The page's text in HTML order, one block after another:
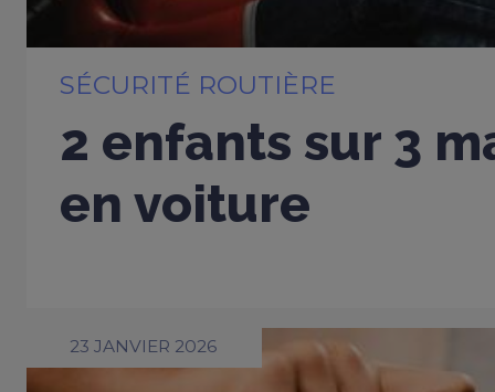
SÉCURITÉ ROUTIÈRE
2 enfants sur 3
en voiture
23 JANVIER 2026